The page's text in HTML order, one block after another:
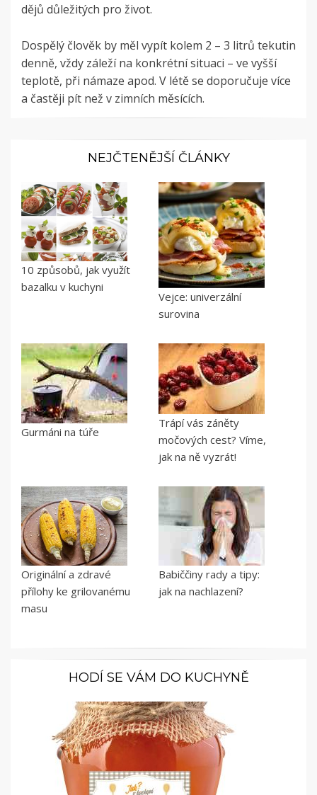
dějů důležitých pro život.
Dospělý člověk by měl vypít kolem 2 – 3 litrů tekutin
denně, vždy záleží na konkrétní situaci – ve vyšší
teplotě, při námaze apod. V létě se doporučuje více
a častěji pít než v zimních měsících.
NEJČTENĚJŠÍ ČLÁNKY
10 způsobů, jak využít
bazalku v kuchyni
Vejce: univerzální
surovina
Gurmáni na túře
Trápí vás záněty
močových cest? Víme,
jak na ně vyzrát!
Originální a zdravé
přílohy ke grilovanému
masu
Babiččiny rady a tipy:
jak na nachlazení?
HODÍ SE VÁM DO KUCHYNĚ